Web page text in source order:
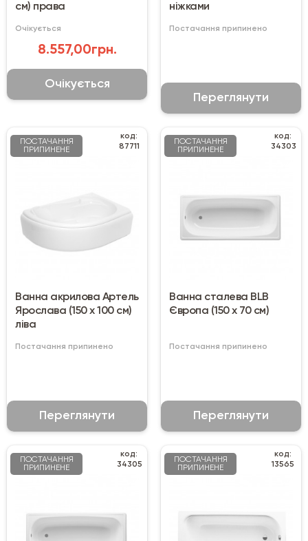
см) права
Очікується
8.557,00грн.
Очікується
ніжками
Постачання припинено
Переглянути
ПОСТАЧАННЯ
ПРИПИНЕНЕ
код:
87711
Ванна акрилова Артель
Ярослава (150 х 100 см)
ліва
Постачання припинено
Переглянути
ПОСТАЧАННЯ
ПРИПИНЕНЕ
код:
34303
Ванна сталева BLB
Європа (150 x 70 см)
Постачання припинено
Переглянути
ПОСТАЧАННЯ
ПРИПИНЕНЕ
код:
34305
ПОСТАЧАННЯ
ПРИПИНЕНЕ
код:
13565